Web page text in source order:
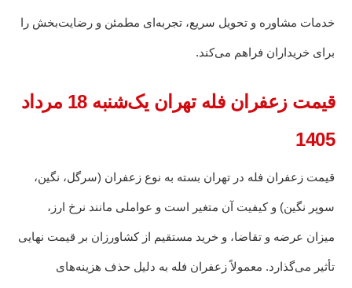
خدمات مشاوره و تحویل سریع، تجربه‌ای مطمئن و رضایت‌بخش را
برای خریداران فراهم می‌کند.
قیمت زعفران فله تهران یک‌شنبه 18 مرداد
1405
قیمت زعفران فله در تهران بسته به نوع زعفران (سرگل، نگین،
سوپر نگین) و کیفیت آن متغیر است و عواملی مانند نرخ ارز،
میزان عرضه و تقاضا، و خرید مستقیم از کشاورزان بر قیمت نهایی
تأثیر می‌گذارد. معمولاً زعفران فله به دلیل حذف هزینه‌های